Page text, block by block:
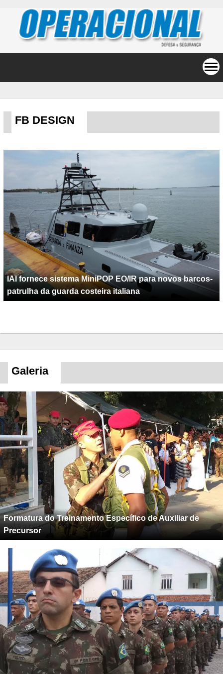
FB DESIGN
IAI fornece sistema MiniPOP EO/IR para novos barcos-
patrulha da guarda costeira italiana
Galeria
Formatura do Treinamento Específico de Auxiliar de
Precursor